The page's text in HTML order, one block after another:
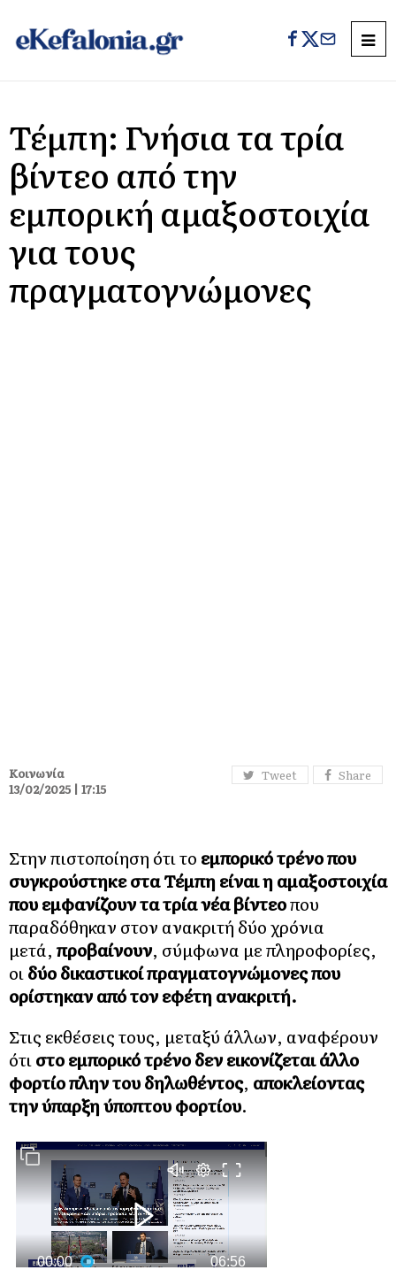
Τέμπη: Γνήσια τα τρία
βίντεο από την
εμπορική αμαξοστοιχία
για τους
πραγματογνώμονες
Tweet Share
Κοινωνία
13/02/2025 | 17:15
Στην πιστοποίηση ότι το εμπορικό τρένο που
συγκρούστηκε στα Τέμπη είναι η αμαξοστοιχία
που εμφανίζουν τα τρία νέα βίντεοπου
παραδόθηκαν στον ανακριτή δύο χρόνια
μετά, προβαίνουν, σύμφωνα με πληροφορίες,
οιδύο δικαστικοί πραγματογνώμονες που
ορίστηκαν από τον εφέτη ανακριτή.
Στις εκθέσεις τους, μεταξύ άλλων, αναφέρουν
ότιστο εμπορικό τρένο δεν εικονίζεται άλλο
φορτίο πλην του δηλωθέντος, αποκλείοντας
την ύπαρξη ύποπτου φορτίου.